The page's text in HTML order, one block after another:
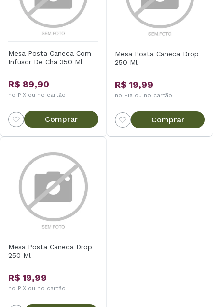
Mesa Posta Caneca Com
Infusor De Cha 350 Ml
R$ 89,90
no PIX ou no cartão
Comprar
Mesa Posta Caneca Drop
250 Ml
R$ 19,99
no PIX ou no cartão
Comprar
Mesa Posta Caneca Drop
250 Ml
R$ 19,99
no PIX ou no cartão